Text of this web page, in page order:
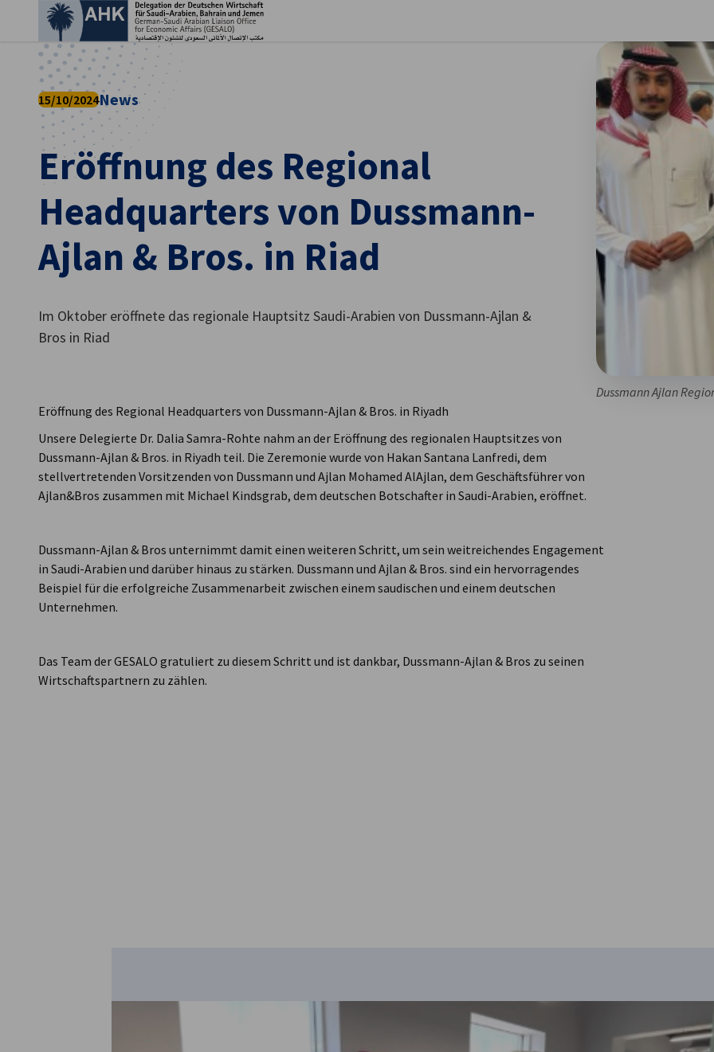
Eröffnung des Regional
Headquarters von Dussmann-
Ajlan & Bros. in Riad
15/10/2024News
Im Oktober eröffnete das regionale Hauptsitz Saudi-Arabien von Dussmann-Ajlan &
Bros in Riad
Dussmann Ajlan
Eröffnung des Regional Headquarters von Dussmann-Ajlan & Bros. in Riyadh
Unsere Delegierte Dr. Dalia Samra-Rohte nahm an der Eröffnung des regionalen Hauptsitzes von
Dussmann-Ajlan & Bros. in Riyadh teil. Die Zeremonie wurde von Hakan Santana Lanfredi, dem
stellvertretenden Vorsitzenden von Dussmann und Ajlan Mohamed AlAjlan, dem Geschäftsführer von
Ajlan&Bros zusammen mit Michael Kindsgrab, dem deutschen Botschafter in Saudi-Arabien, eröffnet.
Dussmann-Ajlan & Bros unternimmt damit einen weiteren Schritt, um sein weitreichendes Engagement
in Saudi-Arabien und darüber hinaus zu stärken. Dussmann und Ajlan & Bros. sind ein hervorragendes
Beispiel für die erfolgreiche Zusammenarbeit zwischen einem saudischen und einem deutschen
Unternehmen.
Das Team der GESALO gratuliert zu diesem Schritt und ist dankbar, Dussmann-Ajlan & Bros zu seinen
Wirtschaftspartnern zu zählen.